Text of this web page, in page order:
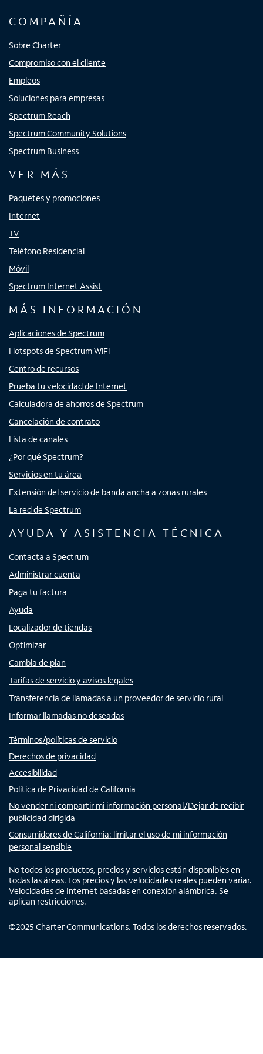
COMPAÑÍA
Sobre Charter
Compromiso con el cliente
Empleos
Soluciones para empresas
Spectrum Reach
Spectrum Community Solutions
Spectrum Business
VER MÁS
Paquetes y promociones
Internet
TV
Teléfono Residencial
Móvil
Spectrum Internet Assist
MÁS INFORMACIÓN
Aplicaciones de Spectrum
Hotspots de Spectrum WiFi
Centro de recursos
Prueba tu velocidad de Internet
Calculadora de ahorros de Spectrum
Cancelación de contrato
Lista de canales
¿Por qué Spectrum?
Servicios en tu área
Extensión del servicio de banda ancha a zonas rurales
La red de Spectrum
AYUDA Y ASISTENCIA TÉCNICA
Contacta a Spectrum
Administrar cuenta
Paga tu factura
Ayuda
Localizador de tiendas
Optimizar
Cambia de plan
Tarifas de servicio y avisos legales
Transferencia de llamadas a un proveedor de servicio rural
Informar llamadas no deseadas
Términos/políticas de servicio
Derechos de privacidad
Accesibilidad
Política de Privacidad de California
No vender ni compartir mi información personal/Dejar de recibir
publicidad dirigida
Consumidores de California: limitar el uso de mi información
personal sensible
No todos los productos, precios y servicios están disponibles en
todas las áreas. Los precios y las velocidades reales pueden variar.
Velocidades de Internet basadas en conexión alámbrica. Se
aplican restricciones.
©2025 Charter Communications. Todos los derechos reservados.